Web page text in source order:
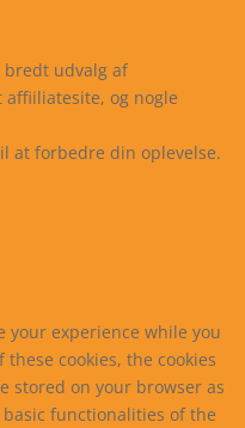
bredt udvalg af
og nogle
at forbedre din oplevelse.
your experience while you
cookies, the cookies
stored on your browser as
functionalities of the